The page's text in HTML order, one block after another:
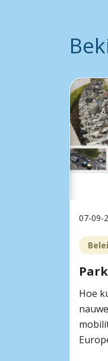
07-09-
Hoe